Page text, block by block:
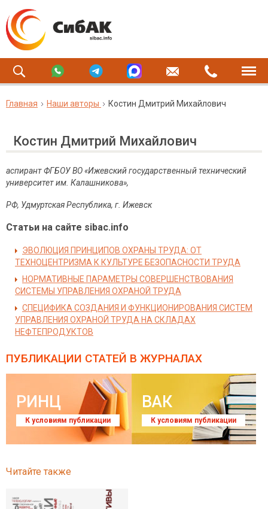
Главная Наши авторы Костин Дмитрий Михайлович
Костин Дмитрий Михайлович
аспирант ФГБОУ ВО «Ижевский государственный технический
университет им. Калашникова»,
РФ, УдмуртскаяРеспублика, г Ижевск
Статьи на сайте sibac.info
ЭВОЛЮЦИЯ ПРИНЦИПОВ ОХРАНЫ ТРУДА: ОТ
ТЕХНОЦЕНТРИЗМА К КУЛЬТУРЕ БЕЗОПАСНОСТИ ТРУДА
НОРМАТИВНЫЕ ПАРАМЕТРЫ СОВЕРШЕНСТВОВАНИЯ
СИСТЕМЫ УПРАВЛЕНИЯ ОХРАНОЙ ТРУДА
СПЕЦИФИКА СОЗДАНИЯ И ФУНКЦИОНИРОВАНИЯ СИСТЕМ
УПРАВЛЕНИЯ ОХРАНОЙ ТРУДА НА СКЛАДАХ
НЕФТЕПРОДУКТОВ
ПУБЛИКАЦИИ СТАТЕЙ В ЖУРНАЛАХ
РИНЦ
К условиям публикации
ВАК
К условиям публикации
Читайте также